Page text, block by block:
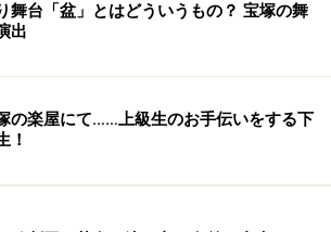
舞台「盆」とはどういうもの？ 宝塚の舞
出
の楽屋にて……上級生のお手伝いをする下
！